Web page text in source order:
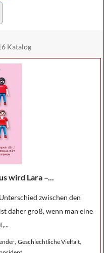
Katalog
wird Lara –...
zwischen den
daher groß, wenn man eine
, Geschlechtliche Vielfalt,